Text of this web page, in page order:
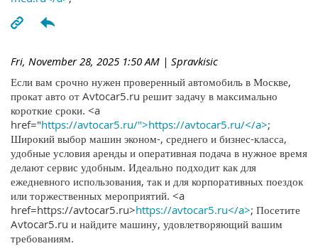
Fri, November 28, 2025 1:50 AM | Spravkisic
Если вам срочно нужен проверенный автомобиль в Москве,
прокат авто от Avtocar5.ru решит задачу в максимально
короткие сроки. <a
href="https://avtocar5.ru/">https://avtocar5.ru/</a>;
Широкий выбор машин эконом-, среднего и бизнес-класса,
удобные условия аренды и оперативная подача в нужное время
делают сервис удобным. Идеально подходит как для
ежедневного использования, так и для корпоративных поездок
или торжественных мероприятий. <a
href=https://avtocar5.ru>https://avtocar5.ru</a>; Посетите
Avtocar5.ru и найдите машину, удовлетворяющий вашим
требованиям.